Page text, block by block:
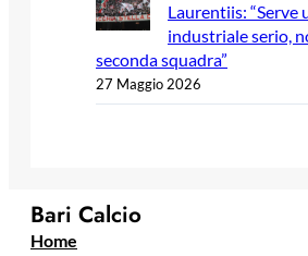
Laurentiis: “Serve
industriale serio,
seconda squadra”
27 Maggio 2026
Bari Calcio
Home